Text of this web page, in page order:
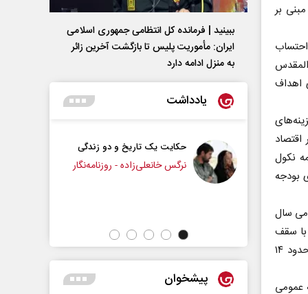
بر
المقدس
در ۱۲ ماه فقط برای اهداف
نکول
و کسری بودجه
سال
مقایسه با سقف
بودجه اولیه که سال گذشته به عنوان بخشی از بودجه ۲۰۲۳-۲۰۲۴ تعیین شده بود، حدود ۱۴
عمومی
ببینید | فرمانده کل انتظامی جمهوری اسلامی
ایران­: مأموریت پلیس تا بازگشت آخرین زائر
به منزل ادامه دارد
یادداشت
یک تاریخ و دو زندگی
خانعلی‌زاده - روزنامه‌نگار
چرایی عقب‌نشینی ترامپ؟
پیشخوان